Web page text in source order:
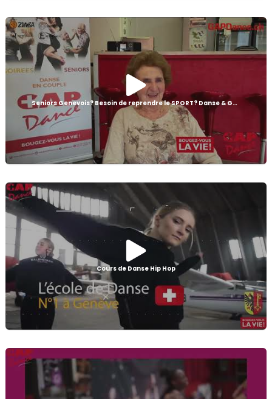
Seniors Genevois? Besoin de reprendre le SPORT? Danse & Gym
Cours de Danse Hip Hop